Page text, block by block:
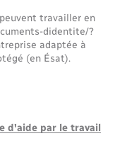
travailler en
didentite/?
adaptée à
(en Ésat).
d'aide par le travail